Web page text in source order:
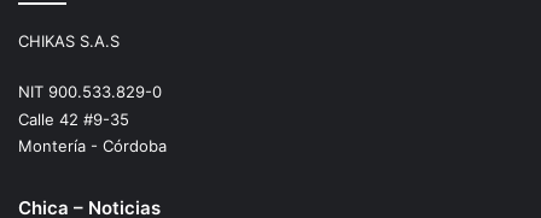
CHIKAS S.A.S
NIT 900.533.829-0
Calle 42 #9-35
Montería - Córdoba
Chica – Noticias